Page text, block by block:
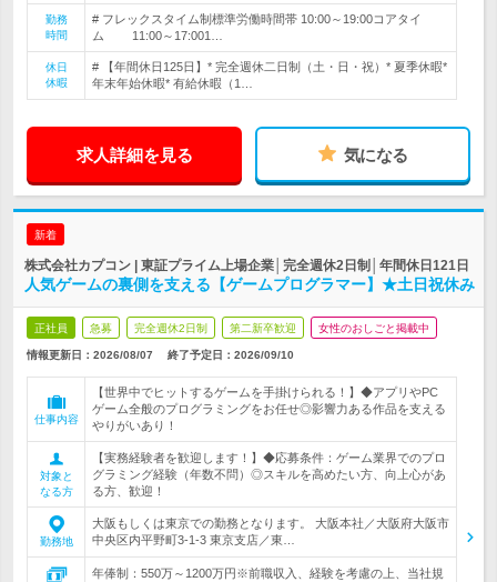
勤務
時間
# フレックスタイム制標準労働時間帯 10:00～19:00コアタイ
ム 11:00～17:001…
休日
休暇
# 【年間休日125日】* 完全週休二日制（土・日・祝）* 夏季休暇*
年末年始休暇* 有給休暇（1…
求人詳細を見る 気になる
新着
株式会社カプコン | 東証プライム上場企業│完全週休2日制│年間休日121日
人気ゲームの裏側を支える【ゲームプログラマー】★土日祝休み
正社員 急募 完全週休2日制 第二新卒歓迎 女性のおしごと掲載中
情報更新日：2026/08/07 終了予定日： 2026/09/10
仕事内容
【世界中でヒットするゲームを手掛けられる！】◆アプリやPC
ゲーム全般のプログラミングをお任せ◎影響力ある作品を支える
やりがいあり！
対象と
なる方
【実務経験者を歓迎します！】◆応募条件：ゲーム業界でのプロ
グラミング経験（年数不問）◎スキルを高めたい方、向上心があ
る方、歓迎！
勤務地
大阪もしくは東京での勤務となります。 大阪本社／大阪府大阪市
中央区内平野町3-1-3 東京支店／東…
年俸制：550万～1200万円※前職収入、経験を考慮の上、当社規